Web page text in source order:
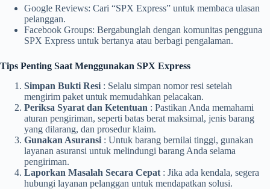
Google Reviews: Cari “SPX Express” untuk membaca ulasan
pelanggan.
Facebook Groups: Bergabunglah dengan komunitas pengguna
SPX Express untuk bertanya atau berbagi pengalaman.
Tips Penting Saat Menggunakan SPX Express
Simpan Bukti Resi : Selalu simpan nomor resi setelah
mengirim paket untuk memudahkan pelacakan.
Periksa Syarat dan Ketentuan : Pastikan Anda memahami
aturan pengiriman, seperti batas berat maksimal, jenis barang
yang dilarang, dan prosedur klaim.
Gunakan Asuransi : Untuk barang bernilai tinggi, gunakan
layanan asuransi untuk melindungi barang Anda selama
pengiriman.
Laporkan Masalah Secara Cepat : Jika ada kendala, segera
hubungi layanan pelanggan untuk mendapatkan solusi.